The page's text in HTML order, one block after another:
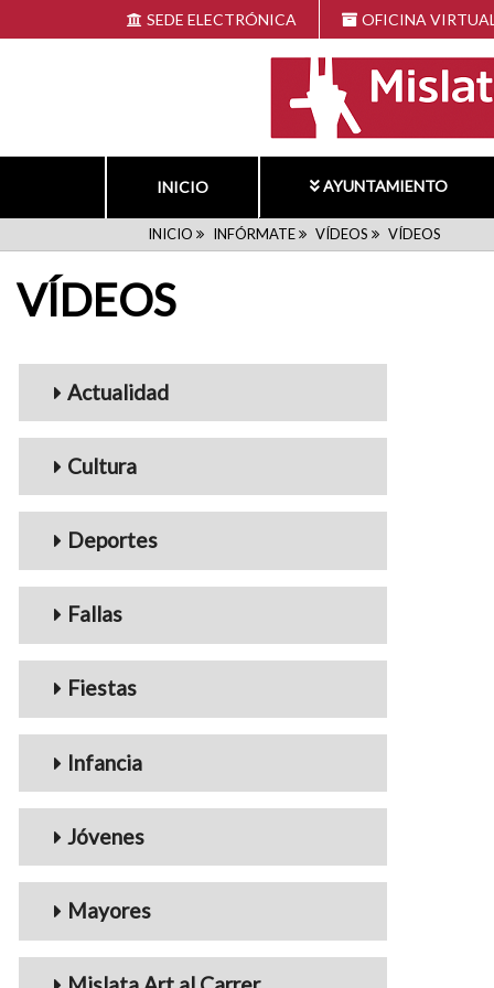
al
SEDE ELECTRÓNICA OFICINA
INICIO AYUNTAMIENTO
RUTA
DE
NAVEGACIÓN
INICIO INFÓRMATE VÍDEOS VÍDEOS
VÍDEOS
Menu_Videos
Actualidad
Cultura
Deportes
Fallas
Fiestas
Infancia
Jóvenes
Mayores